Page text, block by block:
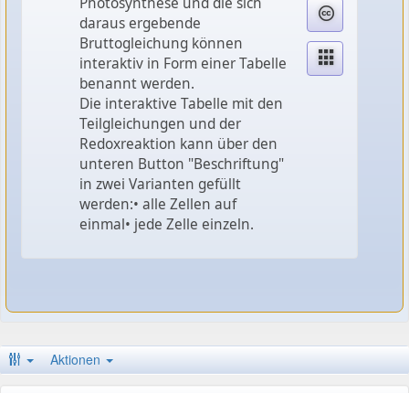
daraus ergebende
Bruttogleichung können
interaktiv in Form einer Tabelle
benannt werden.
Die interaktive Tabelle mit den
Teilgleichungen und der
Redoxreaktion kann über den
unteren Button "Beschriftung"
in zwei Varianten gefüllt
werden:• alle Zellen auf
einmal• jede Zelle einzeln.
Aktionen